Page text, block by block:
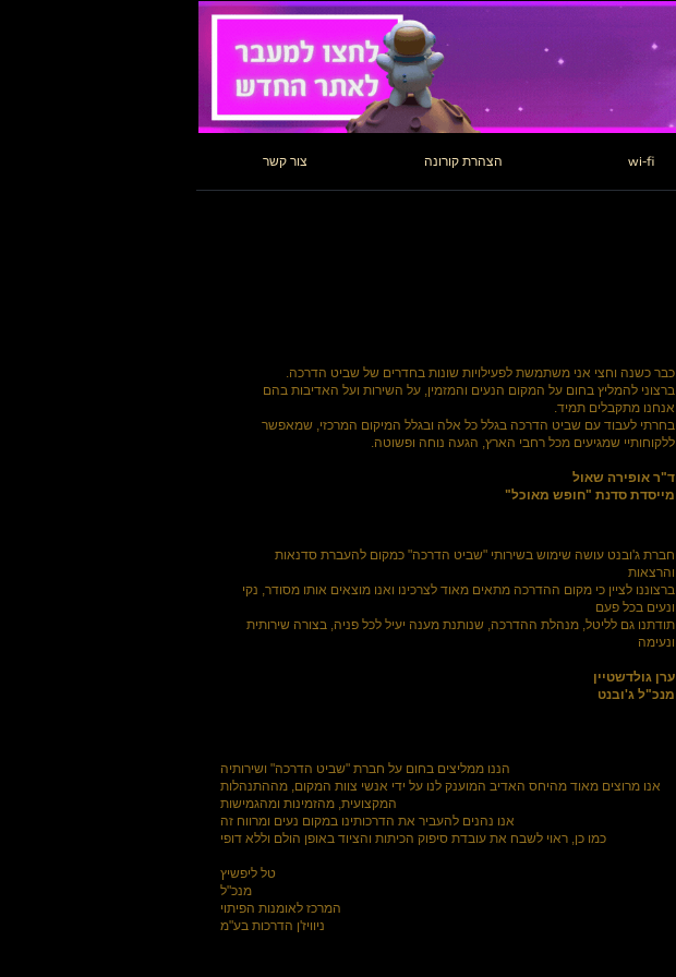
wi-fi הצהרת קורונה צור קשר
כבר כשנה וחצי אני משתמשת לפעילויות שונות בחדרים של שביט הדרכה.
ברצוני להמליץ בחום על המקום הנעים והמזמין, על השירות ועל האדיבות בהם
אנחנו מתקבלים תמיד.
בחרתי לעבוד עם שביט הדרכה בגלל כל אלה ובגלל המיקום המרכזי, שמאפשר
ללקוחותיי שמגיעים מכל רחבי הארץ, הגעה נוחה ופשוטה.
ד"ר אופירה שאול
מייסדת סדנת "חופש מאוכל"
חברת ג'ובנט עושה שימוש בשירותי "שביט הדרכה" כמקום להעברת סדנאות
והרצאות
ברצוננו לציין כי מקום ההדרכה מתאים מאוד לצרכינו ואנו מוצאים אותו מסודר, נקי
ונעים בכל פעם
תודתנו גם לליטל, מנהלת ההדרכה, שנותנת מענה יעיל לכל פניה, בצורה שירותית
ונעימה
ערן גולדשטיין
מנכ"ל ג'ובנט
הננו ממליצים בחום על חברת "שביט הדרכה" ושירותיה
אנו מרוצים מאוד מהיחס האדיב המוענק לנו על ידי אנשי צוות המקום, מההתנהלות
המקצועית, מהזמינות ומהגמישות
אנו נהנים להעביר את הדרכותינו במקום נעים ומרווח זה
כמו כן, ראוי לשבח את עובדת סיפוק הכיתות והציוד באופן הולם וללא דופי
טל ליפשיץ
מנכ"ל
המרכז לאומנות הפיתוי
ניוויז'ן הדרכות בע"מ